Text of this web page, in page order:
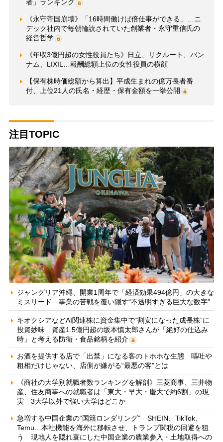
者」ランキング
《永守帝国崩壊》「16時間働けば倍仕事ができる」…ニ
デック社内で毎朝輪読されていた創業者・永守重信氏の
経営哲学
《年収3億円超の女性役員たち》日立、リクルート、バン
ナム、LIXIL…報酬総額上位の女性役員の横顔
【保有株時価総額から算出】平成生まれの億万長者番
付、上位21人の氏名・経歴・保有金額を一挙公開
注目TOPIC
ジャングリア沖縄、開業1周年で「経済効果494億円」の大きな
ミスリード 事業の苦戦を覆い隠す“不透明すぎる巨大な数字”
キオクシアなどAI関連株に資金集中で“割安になった成長株”に
投資妙味 資産1.5億円超の坂本慎太郎さんが「絶好の仕込み
時」と考える防衛・食品銘柄を紹介
お酒を提供する店で「出禁」になる客のトホホな生態 嘔吐や
粗相だけじゃない、店側が嫌がる“最悪の客”とは
《商社の大学別就職者数ランキングを解剖》三菱商事、三井物
産、住友商事への就職者は「東大・早大・慶大で約6割」の現
実 3大学以外で強い大学はどこか
急増する中国企業の“国籍ロンダリング” SHEIN、TikTok、
Temu…本社機能を海外に移転させ、トランプ関税の回避を狙
う 現地人を隠れ蓑にした中国企業の農業参入・土地取得への